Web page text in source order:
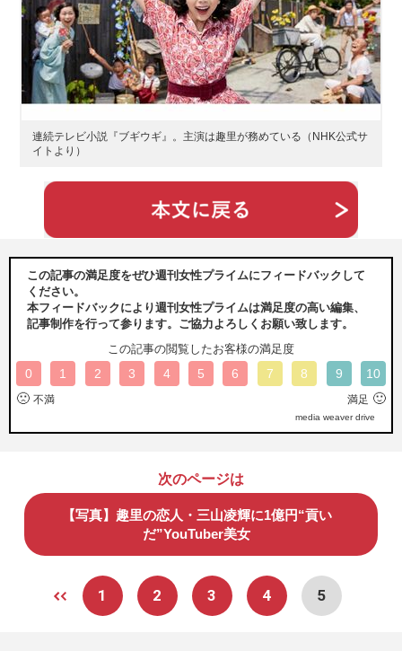
連続テレビ小説『ブギウギ』。主演は趣里が務めている（NHK公式サ
イトより）
この記事の満足度をぜひ週刊女性プライムにフィードバックして
ください。
本フィードバックにより週刊女性プライムは満足度の高い編集、
記事制作を行って参ります。ご協力よろしくお願い致します。
この記事の閲覧したお客様の満足度
0 1 2 3 4 5 6 7 8 9 10
🙁 不満 満足 🙂
media weaver drive
次のページは
【写真】趣里の恋人・三山凌輝に1億円“貢い
だ”YouTuber美女
1 2 3 4 5